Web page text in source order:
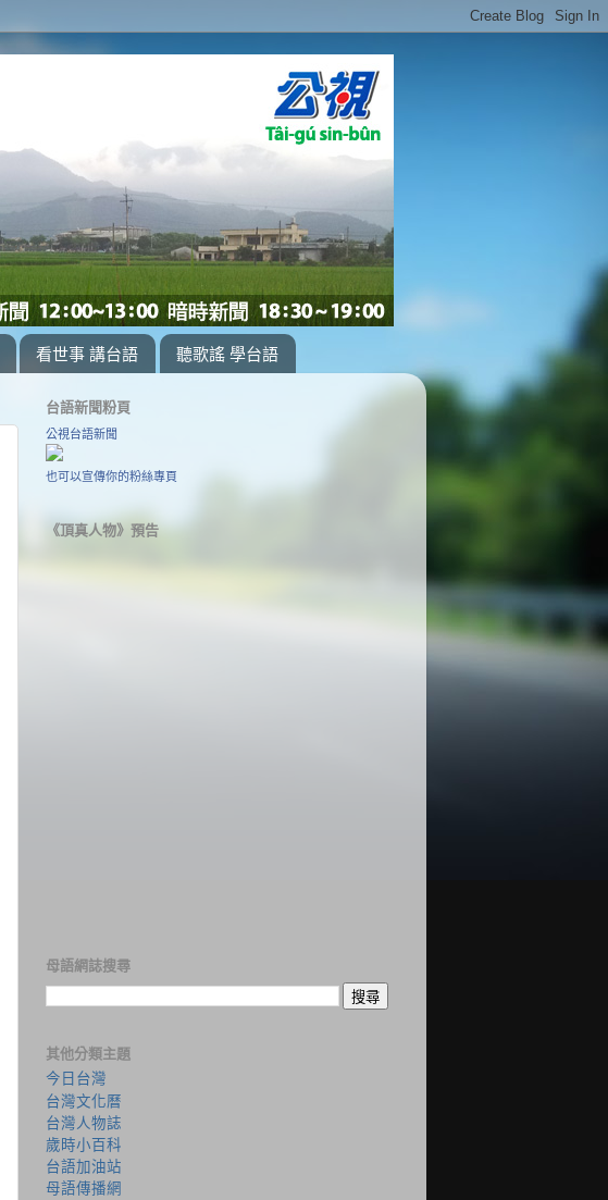
看世事 講台語 聽歌謠 學台語
台語新聞粉頁
公視台語新聞
也可以宣傳你的粉絲專頁
《頂真人物》預告
母語網誌搜尋
其他分類主題
今日台灣
台灣文化曆
台灣人物誌
歲時小百科
台語加油站
母語傳播網